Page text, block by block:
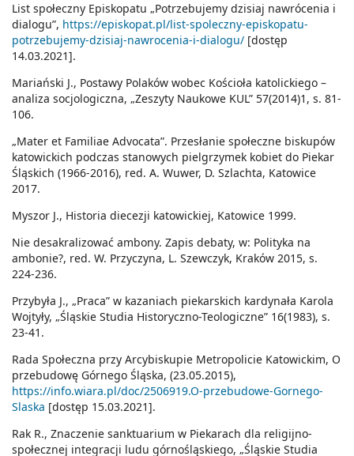
List społeczny Episkopatu „Potrzebujemy dzisiaj nawrócenia i
dialogu”, https://episkopat.pl/list-spoleczny-episkopatu-
potrzebujemy-dzisiaj-nawrocenia-i-dialogu/ [dostęp
14.03.2021].
Mariański J., Postawy Polaków wobec Kościoła katolickiego –
analiza socjologiczna, „Zeszyty Naukowe KUL” 57(2014)1, s. 81-
106.
„Mater et Familiae Advocata”. Przesłanie społeczne biskupów
katowickich podczas stanowych pielgrzymek kobiet do Piekar
Śląskich (1966-2016), red. A. Wuwer, D. Szlachta, Katowice
2017.
Myszor J., Historia diecezji katowickiej, Katowice 1999.
Nie desakralizować ambony. Zapis debaty, w: Polityka na
ambonie?, red. W. Przyczyna, L. Szewczyk, Kraków 2015, s.
224-236.
Przybyła J., „Praca” w kazaniach piekarskich kardynała Karola
Wojtyły, „Śląskie Studia Historyczno-Teologiczne” 16(1983), s.
23-41.
Rada Społeczna przy Arcybiskupie Metropolicie Katowickim, O
przebudowę Górnego Śląska, (23.05.2015),
https://info.wiara.pl/doc/2506919.O-przebudowe-Gornego-
Slaska [dostęp 15.03.2021].
Rak R., Znaczenie sanktuarium w Piekarach dla religijno-
społecznej integracji ludu górnośląskiego, „Śląskie Studia